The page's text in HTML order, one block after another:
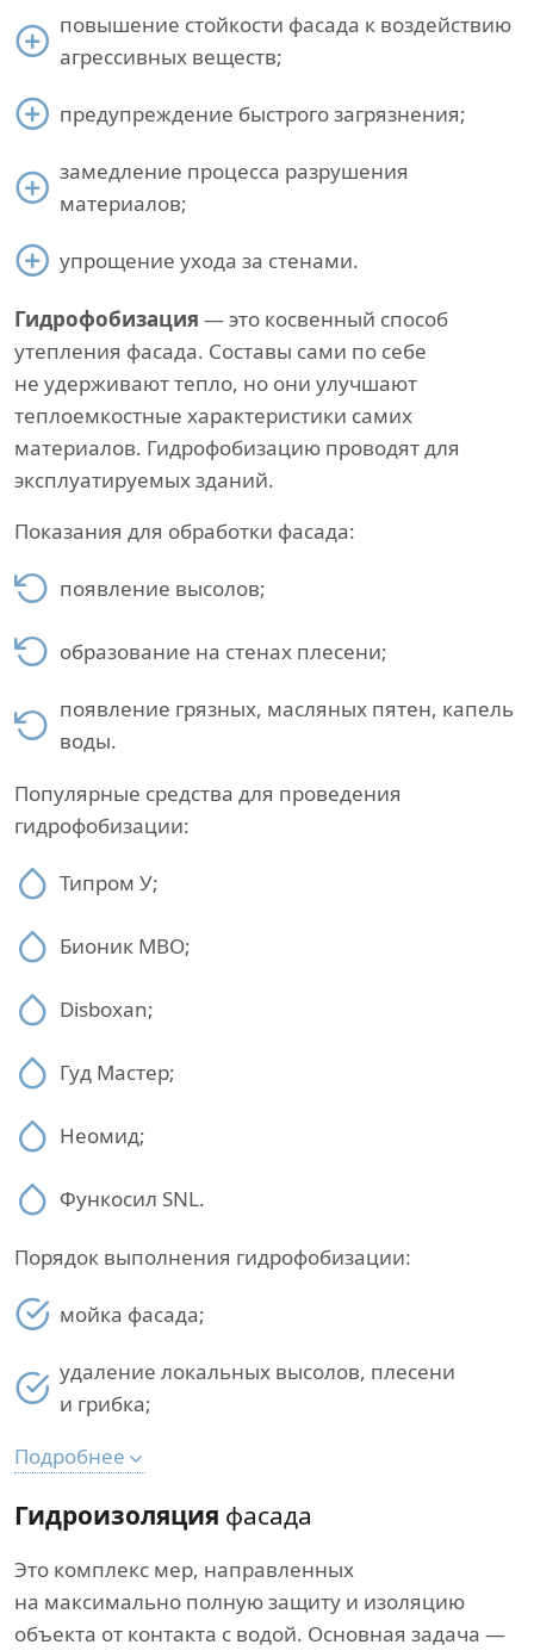
повышение стойкости фасада к воздействию
агрессивных веществ;
предупреждение быстрого загрязнения;
замедление процесса разрушения
материалов;
упрощение ухода за стенами.
Гидрофобизация — это косвенный способ
утепления фасада. Составы сами по себе
не удерживают тепло, но они улучшают
теплоемкостные характеристики самих
материалов. Гидрофобизацию проводят для
эксплуатируемых зданий.
Показания для обработки фасада:
появление высолов;
образование на стенах плесени;
появление грязных, масляных пятен, капель
воды.
Популярные средства для проведения
гидрофобизации:
Типром У;
Бионик МВО;
Disboxan;
Гуд Мастер;
Неомид;
Функосил SNL.
Порядок выполнения гидрофобизации:
мойка фасада;
удаление локальных высолов, плесени
и грибка;
Подробнее
Гидроизоляция фасада
Это комплекс мер, направленных
на максимально полную защиту и изоляцию
объекта от контакта с водой. Основная задача —